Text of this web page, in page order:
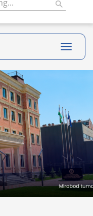
Toggle